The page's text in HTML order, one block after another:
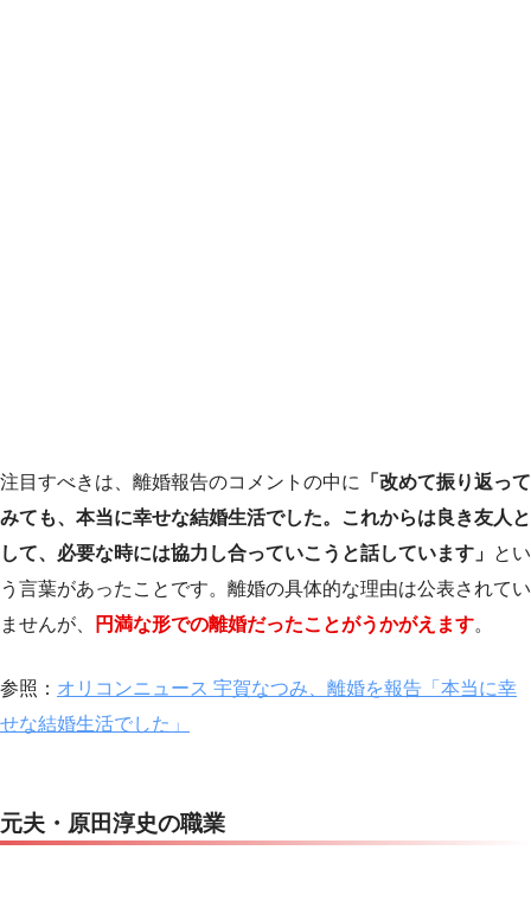
注目すべきは、離婚報告のコメントの中に
「改めて振り返って
みても、本当に幸せな結婚生活でした。これからは良き友人と
して、必要な時には協力し合っていこうと話しています」 とい
う言葉があったことです。離婚の具体的な理由は公表されてい
ませんが、
円満な形での離婚だったことがうかがえます。
参照： オリコンニュース 宇賀なつみ、離婚を報告「本当に幸
せな結婚生活でした」
元夫・原田淳史の職業